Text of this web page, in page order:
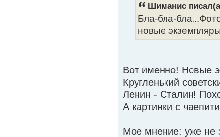
Шиманис
Бла-бла-
новые
Вот именно! Новые
Кругленький
Ленин - Сталин!
А картинки с
Мое мнение: уже не